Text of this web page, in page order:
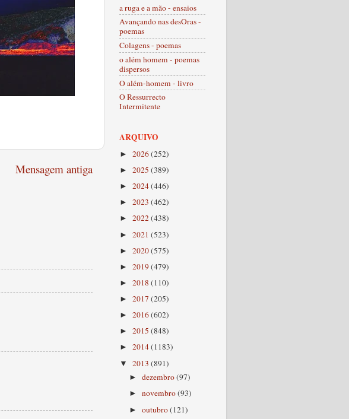
Mensagem antiga
a ruga e a mão - ensaios
Avançando nas desOras -
poemas
Colagens - poemas
o além homem - poemas
dispersos
O além-homem - livro
O Ressurrecto
Intermitente
ARQUIVO
► 2026(252)
► 2025 (389)
► 2024(446)
► 2023 (462)
► 2022(438)
► 2021 (523)
► 2020(575)
► 2019(479)
► 2018 (110)
► 2017 (205)
► 2016(602)
► 2015 (848)
► 2014(1183)
▼ 2013 (891)
►dezembro(97)
►novembro(93)
►outubro(121)